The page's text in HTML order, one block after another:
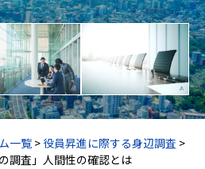
一覧> 役員昇進に際する身辺調査 >
調査」人間性の確認とは